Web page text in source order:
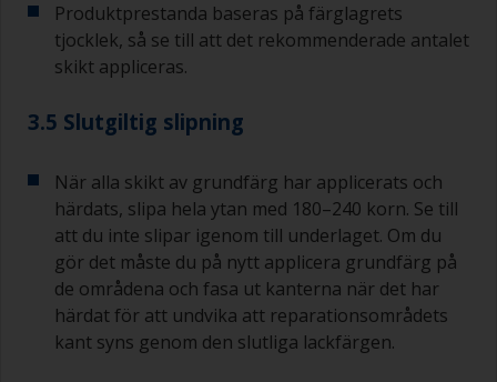
Produktprestanda baseras på färglagrets
tjocklek, så se till att det rekommenderade antalet
skikt appliceras.
3.5 Slutgiltig slipning
När alla skikt av grundfärg har applicerats och
härdats, slipa hela ytan med 180–240 korn. Se till
att du inte slipar igenom till underlaget. Om du
gör det måste du på nytt applicera grundfärg på
de områdena och fasa ut kanterna när det har
härdat för att undvika att reparationsområdets
kant syns genom den slutliga lackfärgen.